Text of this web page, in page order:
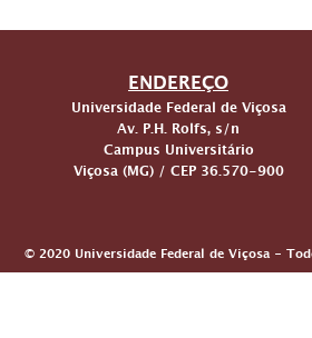
ENDEREÇO
Universidade Federal de Viçosa
Av. P.H. Rolfs, s/n
Campus Universitário
Viçosa (MG) / CEP 36.570-900
© 2020 Universidade Federal de Viçosa -